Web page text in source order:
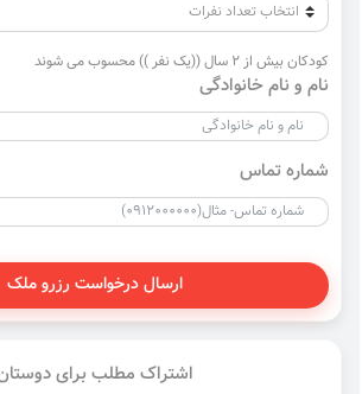
کودکان بیش از 2 سال ((یک نفر )) محسوب می شوند
نام و نام خانوادگی
شماره تماس
ارسال درخواست رزرو ملک
اشتراک مطلب برای